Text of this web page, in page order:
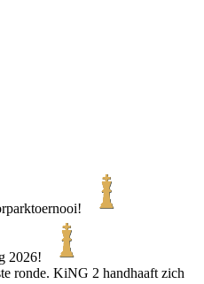
2026!
ronde. KiNG 2 handhaaft zich